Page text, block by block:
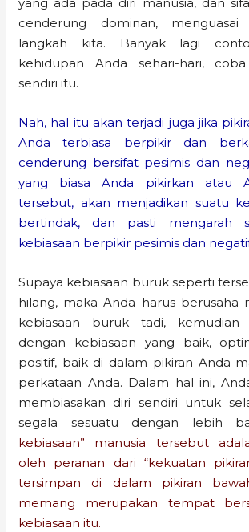
cenderung dominan,
langkah kita. Banyak lagi
kehidupan Anda sehari-hari,
sendiri itu.
Nah, hal itu akan terjadi juga jika
Anda terbiasa berpikir dan
cenderung bersifat pesimis dan
yang biasa Anda pikirkan atau
tersebut, akan menjadikan suatu
bertindak, dan pasti mengarah
kebiasaan berpikir pesimis dan
Supaya kebiasaan buruk seperti
hilang, maka Anda harus berusaha
kebiasaan buruk tadi, kemudian
dengan kebiasaan yang baik,
positif, baik di dalam pikiran Anda
perkataan Anda. Dalam hal ini,
membiasakan diri sendiri untuk
segala sesuatu dengan lebih
kebiasaan” manusia tersebut
oleh peranan dari “kekuatan
tersimpan di dalam pikiran
memang merupakan tempat
kebiasaan itu.